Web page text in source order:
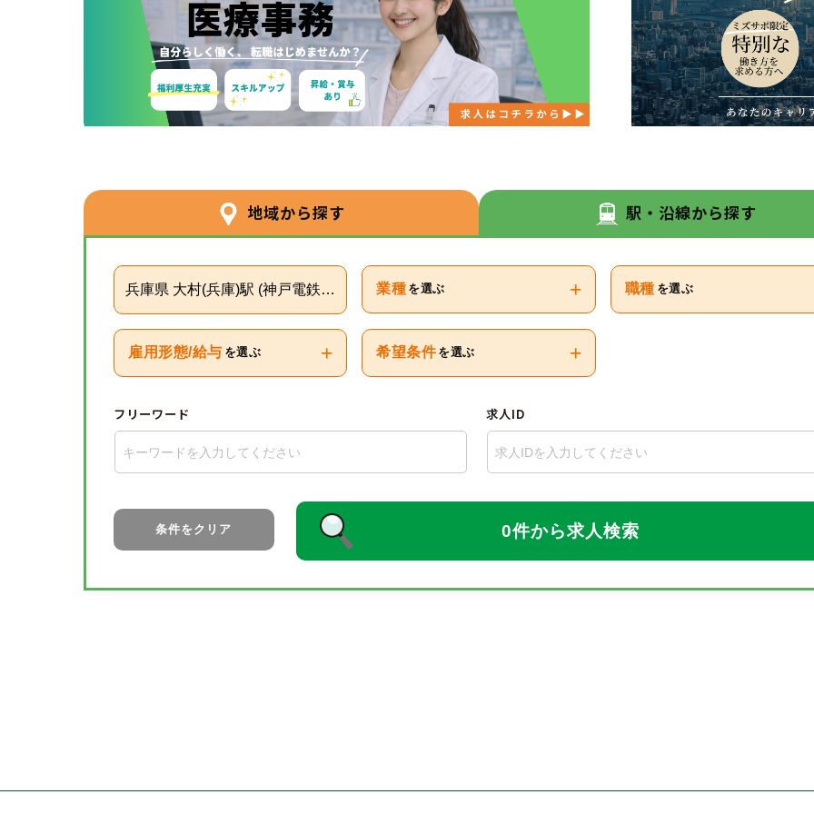
地域から探す 駅・沿線から探す
兵庫県 大村(兵庫)駅 (神戸電鉄粟生線) 業種 を選ぶ + 職種 を選ぶ
雇用形態/給与 を選ぶ + 希望条件 を選ぶ +
フリーワード 求人ID
条件をクリア 0件から求人検索